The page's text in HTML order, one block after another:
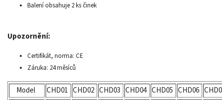
Balení obsahuje 2 ks činek
Upozornění:
Certifikát, norma: CE
Záruka: 24 měsíců
Model CHD01 CHD02 CHD03 CHD04 CHD05 CHD06